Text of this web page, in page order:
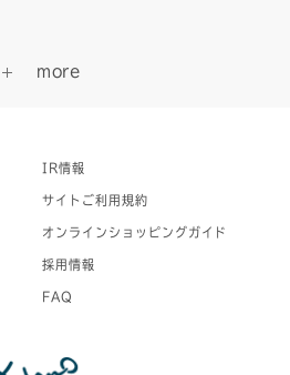
IR情報
サイトご利用規約
オンラインショッピングガイド
採用情報
FAQ